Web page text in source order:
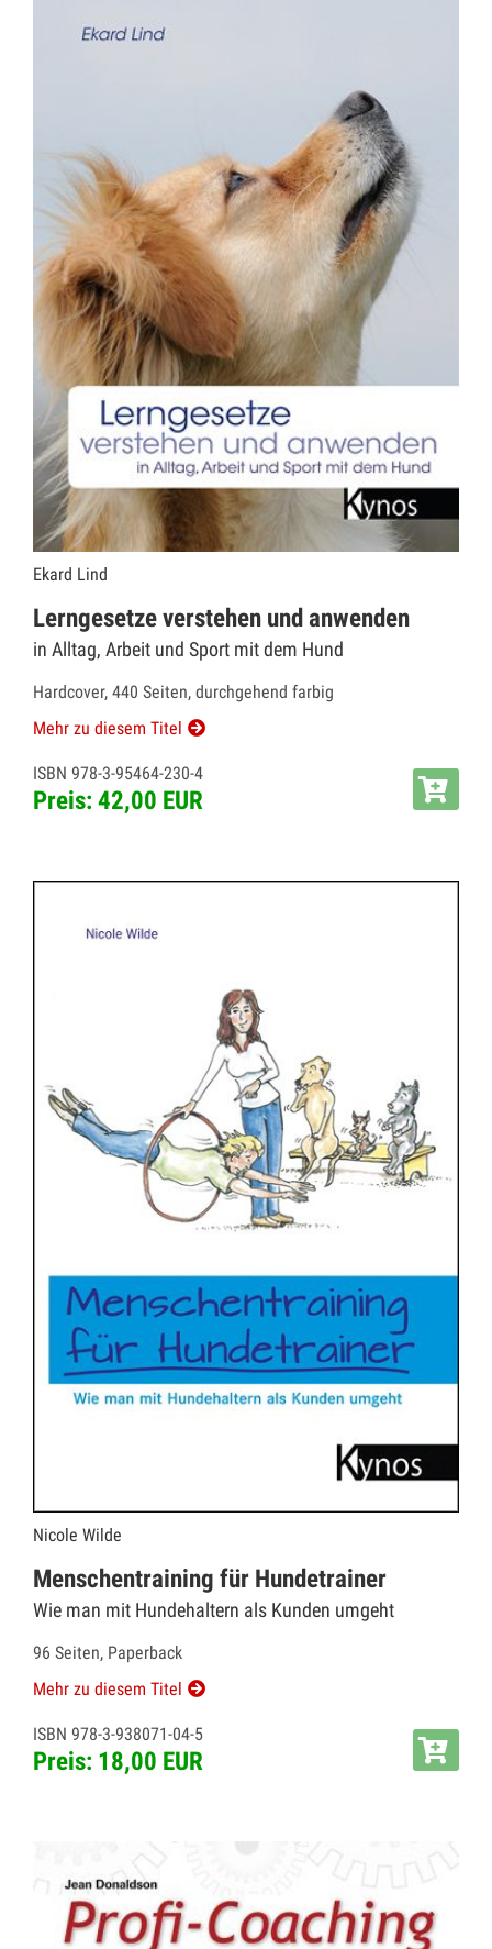
Ekard Lind
Lerngesetze verstehen und anwenden
in Alltag, Arbeit und Sport mit dem Hund
Hardcover, 440 Seiten, durchgehend farbig
Mehr zu diesem Titel
ISBN 978-3-95464-230-4
Preis: 42,00 EUR
Nicole Wilde
Menschentraining für Hundetrainer
Wie man mit Hundehaltern als Kunden umgeht
96 Seiten, Paperback
Mehr zu diesem Titel
ISBN 978-3-938071-04-5
Preis: 18,00 EUR